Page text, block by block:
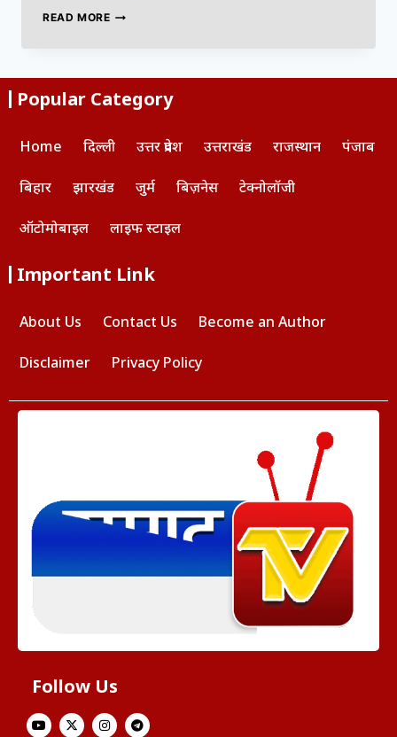
READ MORE
Popular Category
Home दिल्ली उत्तर प्रदेश उत्तराखंड राजस्थान पंजाब
बिहार झारखंड जुर्म बिज़नेस टेक्नोलॉजी
ऑटोमोबाइल लाइफ स्टाइल
Important Link
About Us Contact Us Become an Author
Disclaimer Privacy Policy
Follow Us